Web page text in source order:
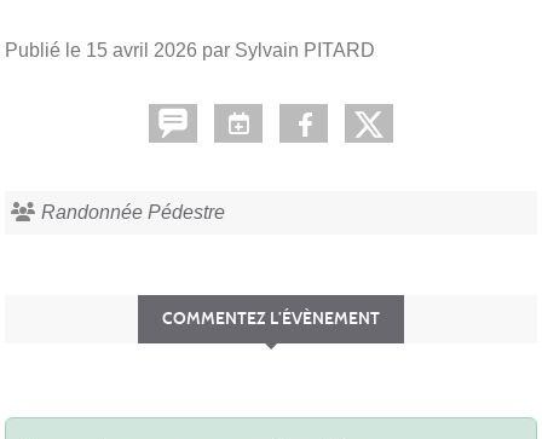
Publié le 15 avril 2026 par Sylvain PITARD
Randonnée Pédestre
COMMENTEZ L’ÉVÈNEMENT